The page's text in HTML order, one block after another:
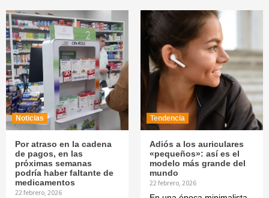
Noticias
Por atraso en la cadena
de pagos, en las
próximas semanas
podría haber faltante de
medicamentos
22 febrero, 2026
Tendencia
Adiós a los auriculares
«pequeños»: así es el
modelo más grande del
mundo
22 febrero, 2026